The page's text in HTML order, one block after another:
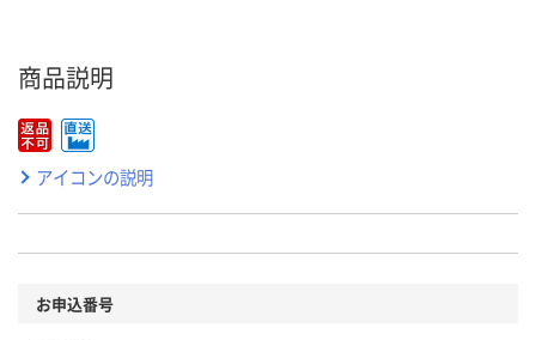
商品説明
アイコンの説明
お申込番号